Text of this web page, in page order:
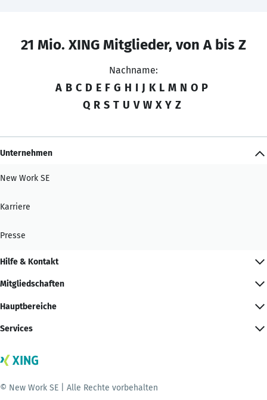
21 Mio. XING Mitglieder, von A bis Z
Nachname:
A B C D E F G H I J K L M N O P
Q R S T U V W X Y Z
Unternehmen
New Work SE
Karriere
Presse
Hilfe & Kontakt
Mitgliedschaften
Hauptbereiche
Services
© New Work SE | Alle Rechte vorbehalten